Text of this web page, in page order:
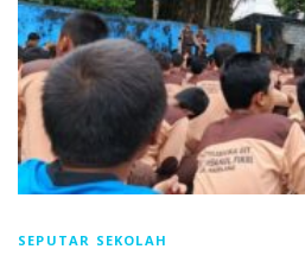
SEPUTAR SEKOLAH